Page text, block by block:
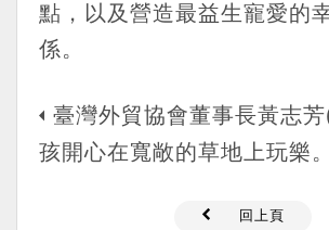
點，以及營造最益生寵愛的
係。
臺灣外貿協會董事長黃志
孩開心在寬敞的草地上玩樂。
回上頁